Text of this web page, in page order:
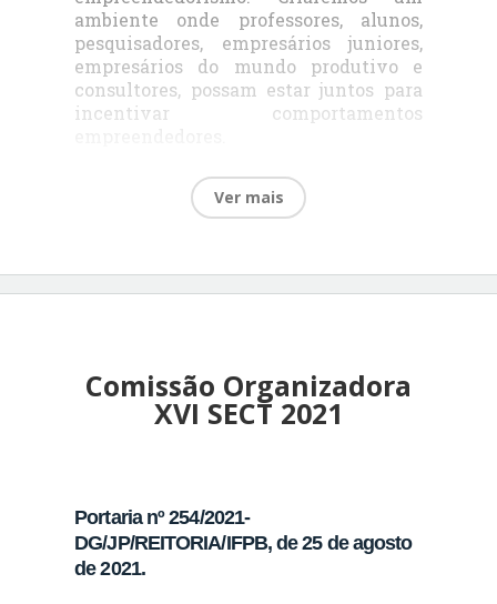
ambiente onde professores, alunos,
pesquisadores, empresários juniores,
empresários do mundo produtivo e
consultores, possam estar juntos para
incentivar comportamentos
Ver mais
Comissão Organizadora
XVI SECT 2021
Portaria nº 254/2021-
DG/JP/REITORIA/IFPB, de 25 de agosto
de 2021.